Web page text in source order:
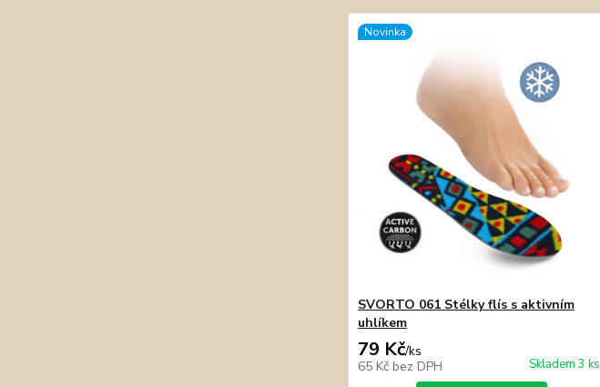
Novinka
SVORTO 061 Stélky flís s aktivním
uhlíkem
79 Kč/ks
65 Kč bez DPH Skladem 3 ks